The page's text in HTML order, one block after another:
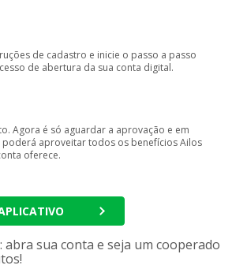
de cadastro e inicie o passo a passo
de abertura da sua conta digital.
Agora é só aguardar a aprovação e em
poderá aproveitar todos os benefícios Ailos
oferece.